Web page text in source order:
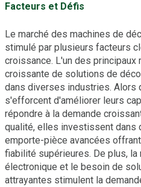
Facteurs et Défis
Le marché des machines de
stimulé par plusieurs facteurs
croissance. L'un des principaux
croissante de solutions de
dans diverses industries. Alors
s'efforcent d'améliorer leurs
répondre à la demande
qualité, elles investissent dans
emporte-pièce avancées
fiabilité supérieures. De plus, la
électronique et le besoin de
attrayantes stimulent la